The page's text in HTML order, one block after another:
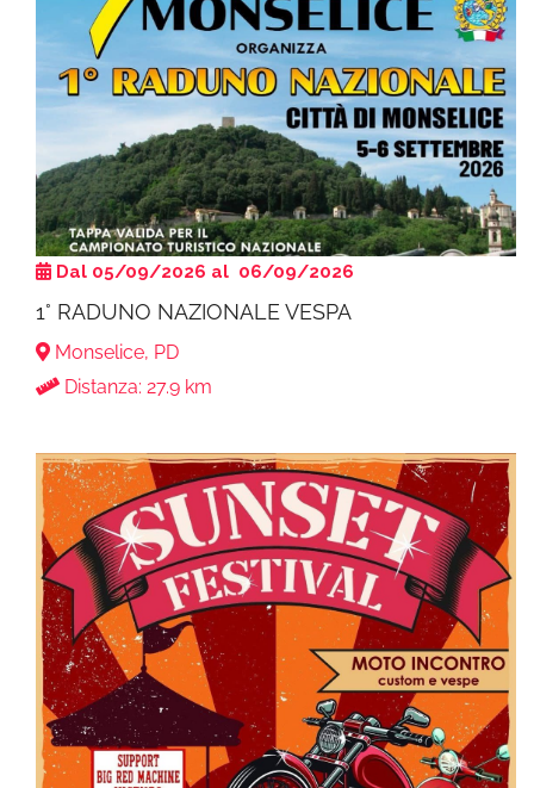
Dal 05/09/2026 al 06/09/2026
1° RADUNO NAZIONALE VESPA
Monselice, PD
Distanza: 27.9 km